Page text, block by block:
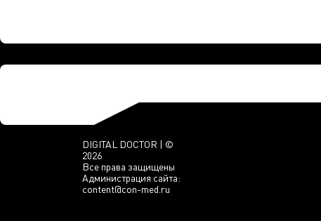
DIGITAL DOCTOR | ©
2026
Все права защищены
Администрация сайта:
content@con-med.ru